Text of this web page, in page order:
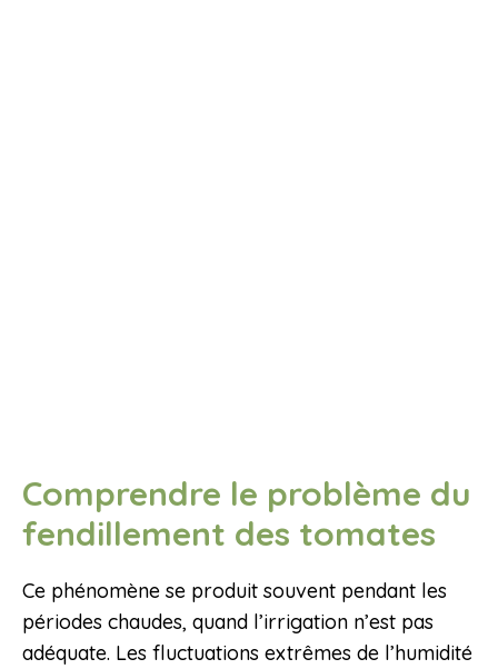
Comprendre le problème du
fendillement des tomates
Ce phénomène se produit souvent pendant les
périodes chaudes, quand l’irrigation n’est pas
adéquate. Les fluctuations extrêmes de l’humidité